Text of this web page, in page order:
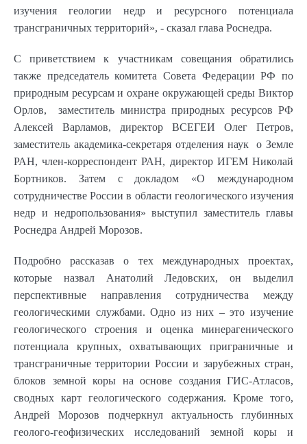
изучения геологии недр и ресурсного потенциала
трансграничных территорий», - сказал глава Роснедра.
С приветствием к участникам совещания обратились
также председатель комитета Совета Федерации РФ по
природным ресурсам и охране окружающей среды Виктор
Орлов, заместитель министра природных ресурсов РФ
Алексей Варламов, директор ВСЕГЕИ Олег Петров,
заместитель академика-секретаря отделения наук о Земле
РАН, член-корреспондент РАН, директор ИГЕМ Николай
Бортников. Затем с докладом «О международном
сотрудничестве России в области геологического изучения
недр и недропользования» выступил заместитель главы
Роснедра Андрей Морозов.
Подробно рассказав о тех международных проектах,
которые назвал Анатолий Ледовских, он выделил
перспективные направления сотрудничества между
геологическими службами. Одно из них – это изучение
геологического строения и оценка минерагенического
потенциала крупных, охватывающих приграничные и
трансграничные территории России и зарубежных стран,
блоков земной коры на основе создания ГИС-Атласов,
сводных карт геологического содержания. Кроме того,
Андрей Морозов подчеркнул актуальность глубинных
геолого-геофизических исследований земной коры и